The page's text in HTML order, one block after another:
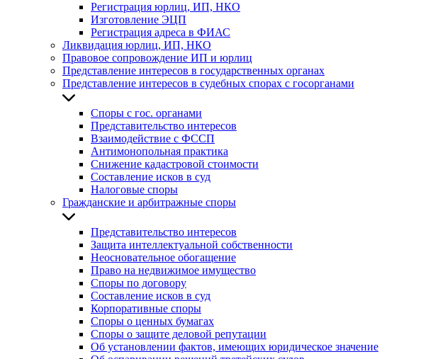
Регистрация юрлиц, ИП, НКО
Изготовление ЭЦП
Регистрация адреса в ФИАС
Ликвидация юрлиц, ИП, НКО
Правовое сопровождение ИП и юрлиц
Представление интересов в государственных органах
Представление интересов в судебных спорах с госорганами
Споры с гос. органами
Представительство интересов
Взаимодействие с ФССП
Антимонопольная практика
Снижение кадастровой стоимости
Составление исков в суд
Налоговые споры
Гражданские и арбитражные споры
Представительство интересов
Защита интеллектуальной собственности
Неосновательное обогащение
Право на недвижимое имущество
Споры по договору
Составление исков в суд
Корпоративные споры
Споры о ценных бумагах
Споры о защите деловой репутации
Об установлении фактов, имеющих юридическое значение